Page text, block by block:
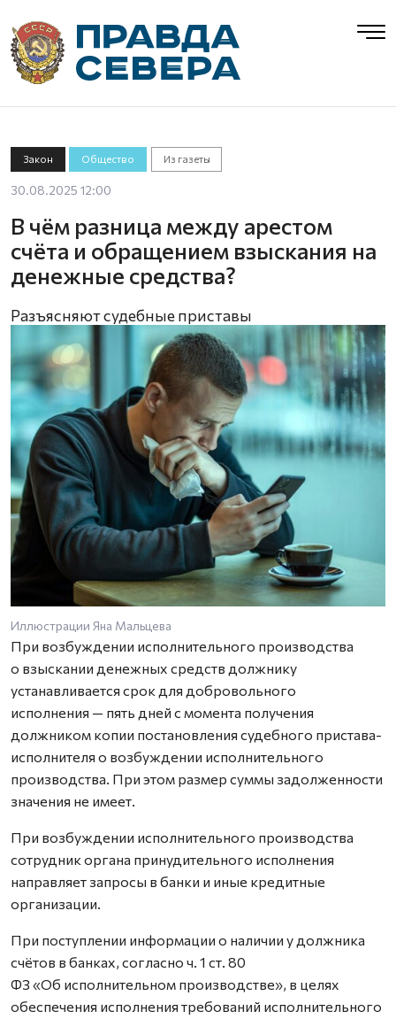
Закон Общество Из газеты
30.08.2025 12:00
В чём разница между арестом
счёта и обращением взыскания на
денежные средства?
Разъясняют судебные приставы
Иллюстрации Яна Мальцева
При возбуждении исполнительного производства
о взыскании денежных средств должнику
устанавливается срок для добровольного
исполнения — пять дней с момента получения
должником копии постановления судебного пристава-
исполнителя о возбуждении исполнительного
производства. При этом размер суммы задолженности
значения не имеет.
При возбуждении исполнительного производства
сотрудник органа принудительного исполнения
направляет зап­росы в банки и иные кредитные
организации.
При поступлении информации о наличии у должника
счётов в банках, согласно ч. 1 ст. 80
ФЗ «Об исполнительном производстве», в целях
обеспечения исполнения требований исполнительного